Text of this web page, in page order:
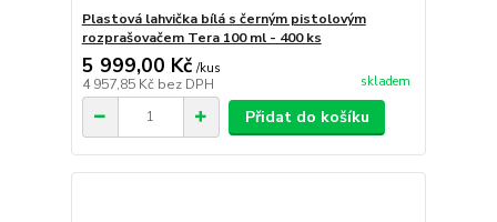
Plastová lahvička bílá s černým pistolovým
rozprašovačem Tera 100 ml - 400 ks
5 999,00 Kč /kus
4 957,85 Kč bez DPH skladem
Přidat do košíku